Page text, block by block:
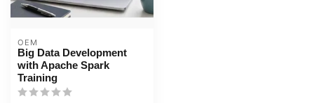
OEM
Big Data Development
with Apache Spark
Training